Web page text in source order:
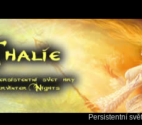
Persistentní